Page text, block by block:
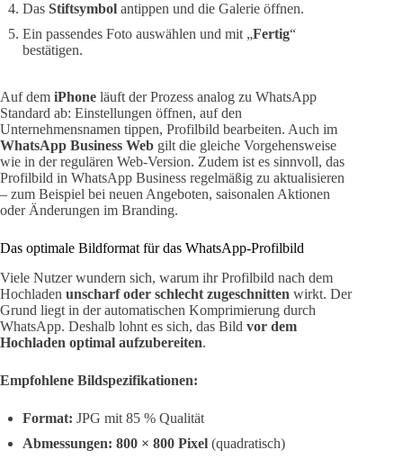
Das Stiftsymbol antippen und die Galerie öffnen.
Ein passendes Foto auswählen und mit „Fertig“
bestätigen.
Auf dem iPhone läuft der Prozess analog zu WhatsApp
Standard ab: Einstellungen öffnen, auf den
Unternehmensnamen tippen, Profilbild bearbeiten. Auch im
WhatsApp Business Web gilt die gleiche Vorgehensweise
wie in der regulären Web-Version. Zudem ist es sinnvoll, das
Profilbild in WhatsApp Business regelmäßig zu aktualisieren
– zum Beispiel bei neuen Angeboten, saisonalen Aktionen
oder Änderungen im Branding.
Das optimale Bildformat für das WhatsApp-Profilbild
Viele Nutzer wundern sich, warum ihr Profilbild nach dem
Hochladen unscharf oder schlecht zugeschnitten wirkt. Der
Grund liegt in der automatischen Komprimierung durch
WhatsApp. Deshalb lohnt es sich, das Bild vor dem
Hochladen optimal aufzubereiten.
Empfohlene Bildspezifikationen:
Format: JPG mit 85 % Qualität
Abmessungen: 800 × 800 Pixel (quadratisch)